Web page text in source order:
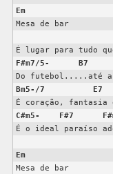
Em
Mesa de bar
F#m7/5-
B7
Bm5-/7
E7
C#m5-
F#7
É o ideal paraíso
Em
Mesa de bar